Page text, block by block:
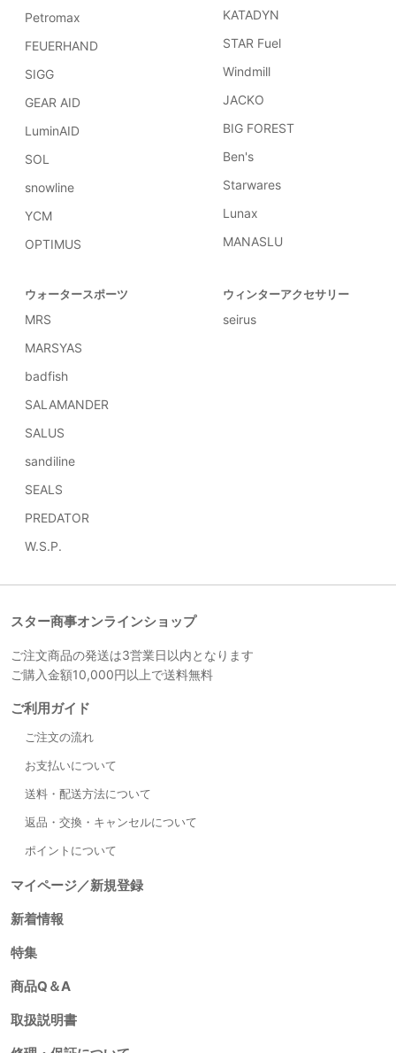
スター商事オンラインショップ
ご注文商品の発送は3営業日以内となります
ご購入金額10,000円以上で送料無料
ご利用ガイド
ご注文の流れ
お支払いについて
送料・配送方法について
返品・交換・キャンセルについて
ポイントについて
マイページ／新規登録
新着情報
特集
商品Q＆A
取扱説明書
Petromax
FEUERHAND
SIGG
GEAR AID
LuminAID
SOL
snowline
YCM
OPTIMUS
KATADYN
STAR Fuel
Windmill
JACKO
BIG FOREST
Ben's
Starwares
Lunax
MANASLU
ウォータースポーツ
MRS
MARSYAS
badfish
SALAMANDER
SALUS
sandiline
SEALS
PREDATOR
W.S.P.
ウィンターアクセサリー
seirus